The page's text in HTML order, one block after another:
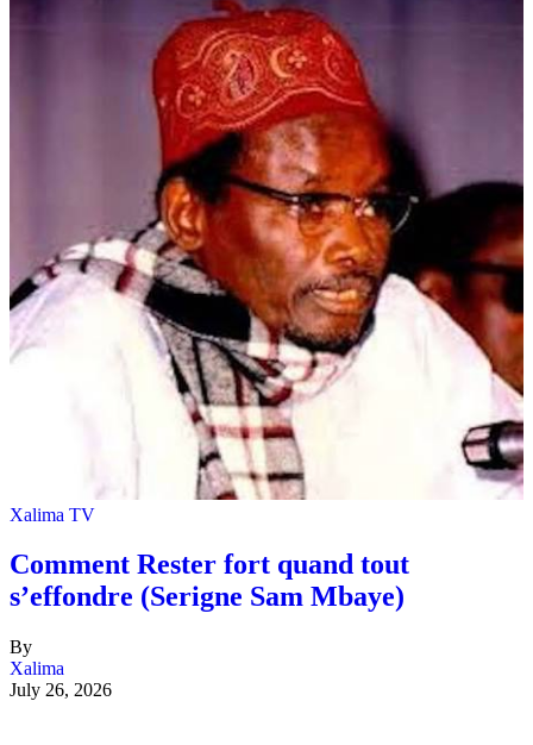
Xalima TV
Comment Rester fort quand tout
s’effondre (Serigne Sam Mbaye)
By
Xalima
July 26, 2026